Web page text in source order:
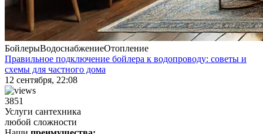
БойлерыВодоснабжениеОтопление
Правильное подключение бойлера к водопроводу: советы и
схемы для частного дома
12 сентября, 22:08
3851
Услуги сантехника
любой сложности